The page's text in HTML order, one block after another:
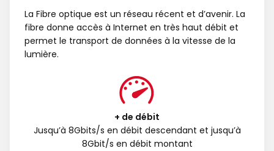
La Fibre optique est un réseau récent et d’avenir. La
fibre donne accès à Internet en très haut débit et
permet le transport de données à la vitesse de la
lumière.
+ de débit
Jusqu’à 8Gbits/s en débit descendant et jusqu’à
8Gbit/s en débit montant